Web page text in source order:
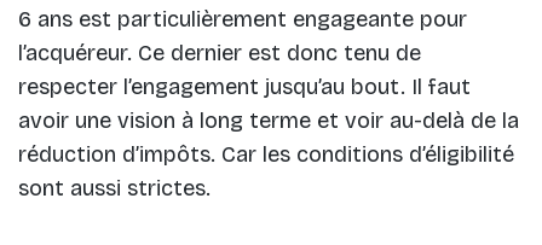
6 ans est particulièrement engageante pour
l’acquéreur. Ce dernier est donc tenu de
respecter l’engagement jusqu’au bout. Il faut
avoir une vision à long terme et voir au-delà de la
réduction d’impôts. Car les conditions d’éligibilité
sont aussi strictes.